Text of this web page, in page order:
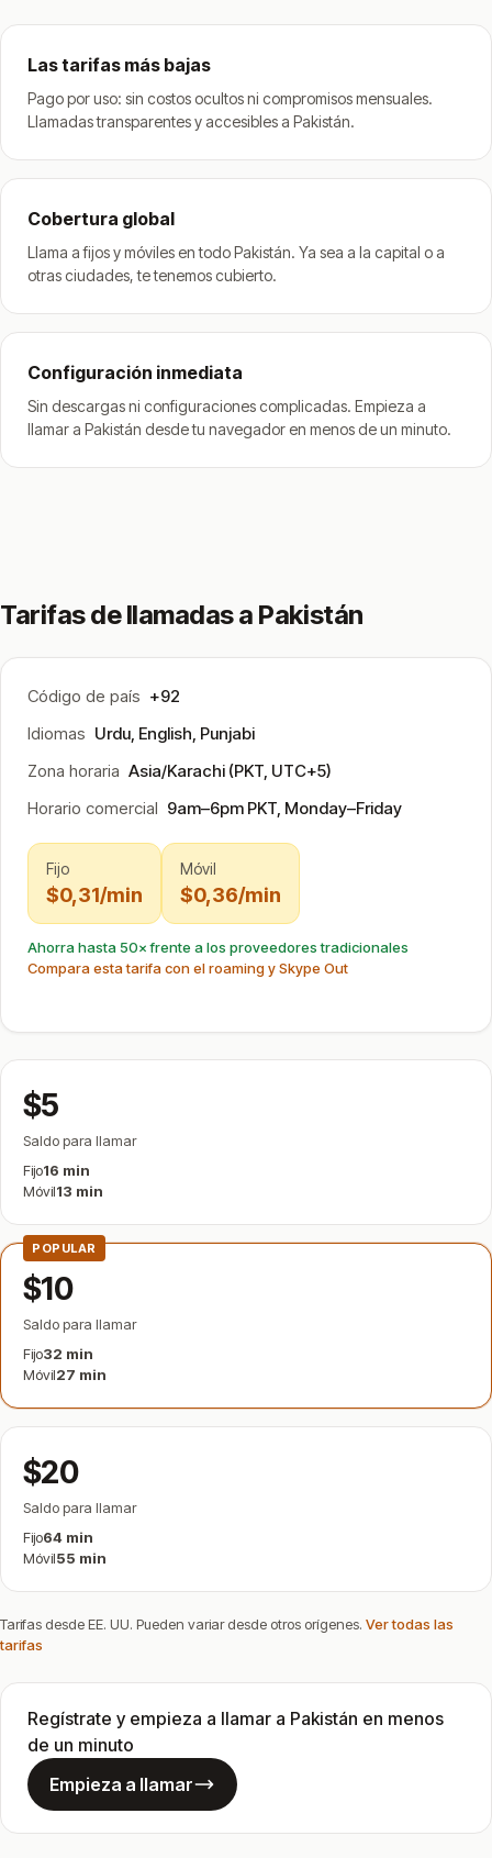
Las tarifas más bajas
Pago por uso: sin costos ocultos ni compromisos mensuales.
Llamadas transparentes y accesibles a Pakistán.
Cobertura global
Llama a fijos y móviles en todo Pakistán. Ya sea a la capital o a
otras ciudades, te tenemos cubierto.
Configuración inmediata
Sin descargas ni configuraciones complicadas. Empieza a
llamar a Pakistán desde tu navegador en menos de un minuto.
Tarifas de llamadas a Pakistán
Código de país +92
Idiomas Urdu, English, Punjabi
Zona horaria Asia/Karachi (PKT, UTC+5)
Horario comercial 9am–6pm PKT, Monday–Friday
Fijo
$0,31/min
Móvil
$0,36/min
Ahorra hasta 50× frente a los proveedores tradicionales
Compara esta tarifa con el roaming y Skype Out
$5
Saldo para llamar
Fijo16 min
Móvil13 min
POPULAR
$10
Saldo para llamar
Fijo32 min
Móvil27 min
$20
Saldo para llamar
Fijo64 min
Móvil55 min
Tarifas desde EE. UU. Pueden variar desde otros orígenes. Ver todas las
tarifas
Regístrate y empieza a llamar a Pakistán en menos
de un minuto
Empieza a llamar